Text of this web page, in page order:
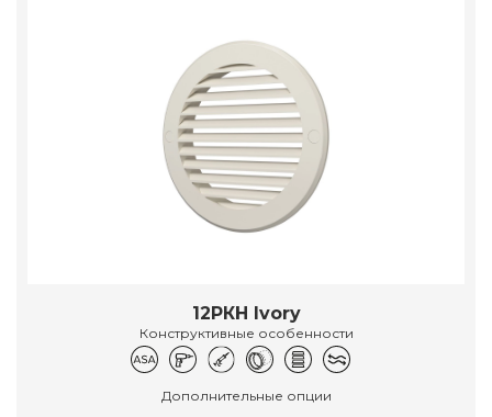
12РКН Ivory
Конструктивные особенности
Дополнительные опции